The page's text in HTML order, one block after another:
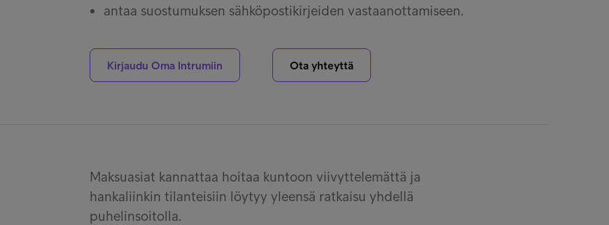
antaa suostumuksen sähköpostikirjeiden vastaanottamiseen.
Kirjaudu Oma Intrumiin Ota yhteyttä
Maksuasiat kannattaa hoitaa kuntoon viivyttelemättä ja
hankaliinkin tilanteisiin löytyy yleensä ratkaisu yhdellä
puhelinsoitolla.